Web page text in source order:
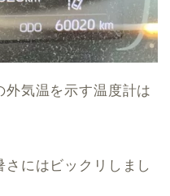
気温を示す温度計は
にはビックリしまし